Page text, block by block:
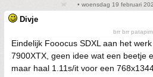
• woensdag 19 februari
Divje
brr brr patapim
Eindelijk Fooocus SDXL aan het
7900XTX, geen idee wat een beetje
maar haal 1.11s/it voor een